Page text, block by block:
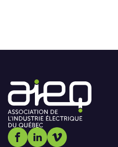
Social media link icon-
Social media link icon-
Social media link